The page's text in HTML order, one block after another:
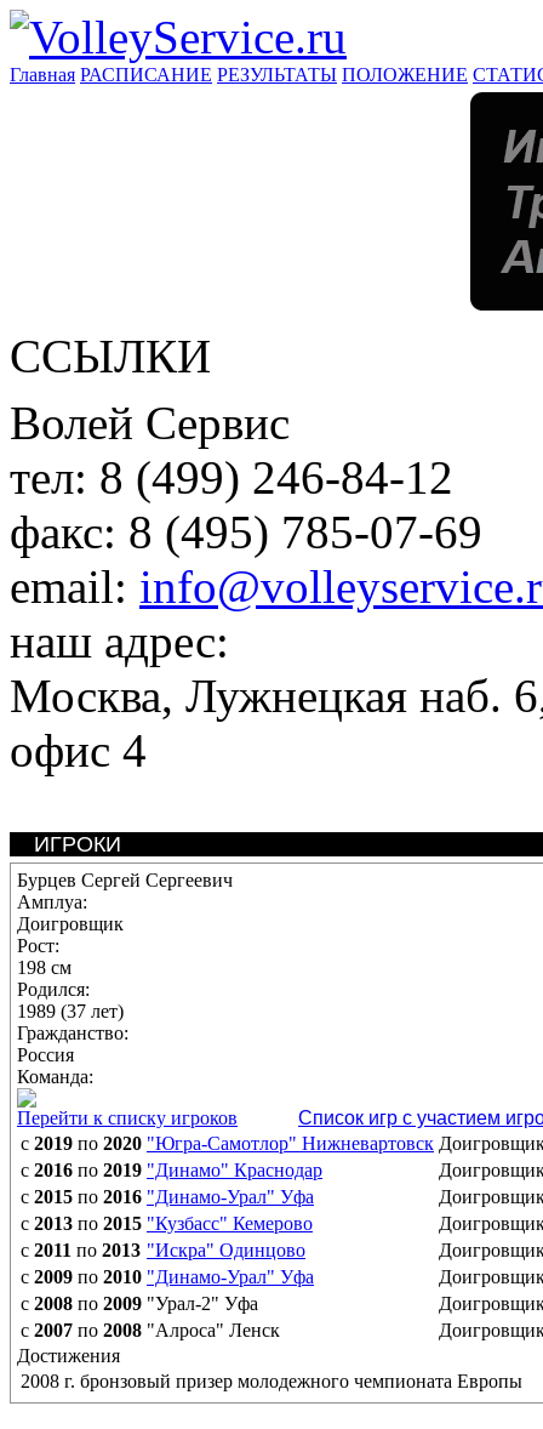
Главная РАСПИСАНИЕ РЕЗУЛЬТАТЫ ПОЛОЖЕНИЕ
ССЫЛКИ
Волей Сервис
тел: 8 (499) 246-84-12
факс: 8 (495) 785-07-69
email:
наш адрес:
Москва, Лужнецкая наб.
офис 4
ИГРОКИ
Бурцев Сергей Сергеевич
Амплуа:
Доигровщик
Рост:
198 см
Родился:
1989 (37 лет)
Гражданство:
Россия
Команда:
Перейти к списку игроков
Список игр с участием
с 2019 по 2020 "Югра-Самотлор" Нижневартовск
с 2016 по 2019 "Динамо" Краснодар
с 2015 по 2016 "Динамо-Урал" Уфа
с 2013 по 2015 "Кузбасс" Кемерово
с 2011 по 2013 "Искра" Одинцово
с 2009 по 2010 "Динамо-Урал" Уфа
с 2008 по 2009 "Урал-2" Уфа
с 2007 по 2008 "Алроса" Ленск
Достижения
2008 г. бронзовый призер молодежного чемпионата Европы